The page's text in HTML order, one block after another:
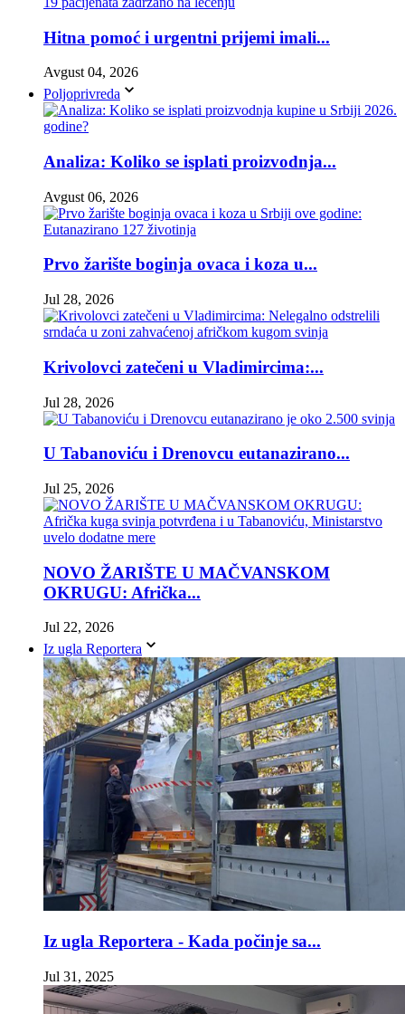
Hitna pomoć i urgentni prijemi imali...
Avgust 04, 2026
Poljoprivreda
Analiza: Koliko se isplati proizvodnja...
Avgust 06, 2026
Prvo žarište boginja ovaca i koza u...
Jul 28, 2026
Krivolovci zatečeni u Vladimircima:...
Jul 28, 2026
U Tabanoviću i Drenovcu eutanazirano...
Jul 25, 2026
NOVO ŽARIŠTE U MAČVANSKOM
OKRUGU: Afrička...
Jul 22, 2026
Iz ugla Reportera
Iz ugla Reportera - Kada počinje sa...
Jul 31, 2025